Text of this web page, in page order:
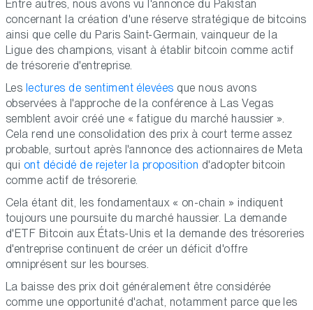
Entre autres, nous avons vu l'annonce du Pakistan
concernant la création d'une réserve stratégique de bitcoins
ainsi que celle du Paris Saint-Germain, vainqueur de la
Ligue des champions, visant à établir bitcoin comme actif
de trésorerie d'entreprise.
Les lectures de sentiment élevées que nous avons
observées à l'approche de la conférence à Las Vegas
semblent avoir créé une « fatigue du marché haussier ».
Cela rend une consolidation des prix à court terme assez
probable, surtout après l'annonce des actionnaires de Meta
qui ont décidé de rejeter la proposition d'adopter bitcoin
comme actif de trésorerie.
Cela étant dit, les fondamentaux « on-chain » indiquent
toujours une poursuite du marché haussier. La demande
d'ETF Bitcoin aux États-Unis et la demande des trésoreries
d'entreprise continuent de créer un déficit d'offre
omniprésent sur les bourses.
La baisse des prix doit généralement être considérée
comme une opportunité d'achat, notamment parce que les